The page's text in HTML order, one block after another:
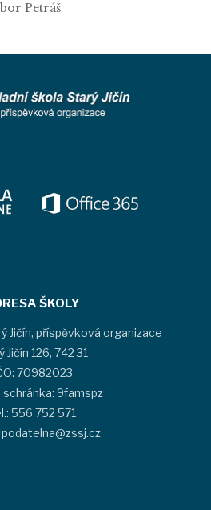
Petráš
ŠKOLY
Jičín, příspěvková organizace
Jičín 126, 742 31
70982023
9famspz
556 752 571
podatelna@zssj.cz